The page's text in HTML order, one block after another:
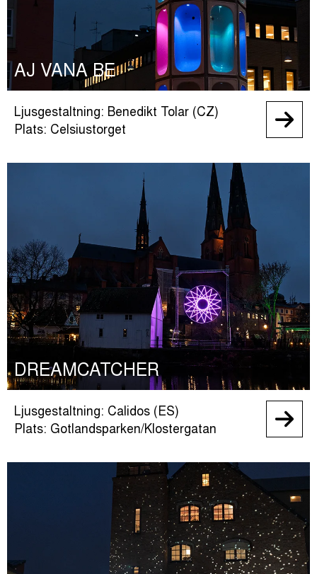
AJ VANA BE
Ljusgestaltning: Benedikt Tolar (CZ)
Plats: Celsiustorget
DREAMCATCHER
Ljusgestaltning: Calidos (ES)
Plats: Gotlandsparken/Klostergatan